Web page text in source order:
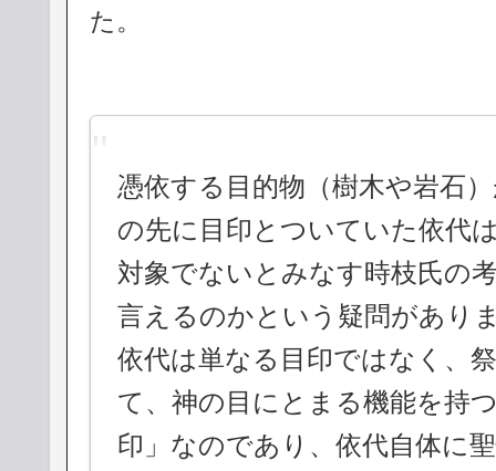
た。
憑依する目的物（樹木や岩石
の先に目印とついていた依代
対象でないとみなす時枝氏の
言えるのかという疑問があり
依代は単なる目印ではなく、
て、神の目にとまる機能を持
印」なのであり、依代自体に